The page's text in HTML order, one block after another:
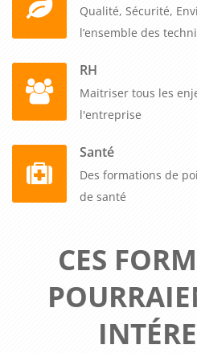
Qualité, Sécurité,
l’ensemble des
RH
Maitriser tous les
l'entreprise
Santé
Des formations de
de santé
CES